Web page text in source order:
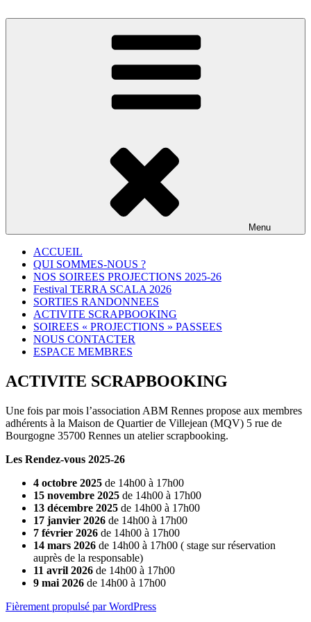
au
Menu
ACCUEIL
QUI SOMMES-NOUS ?
NOS SOIREES PROJECTIONS 2025-26
Festival TERRA SCALA 2026
SORTIES RANDONNEES
ACTIVITE SCRAPBOOKING
SOIREES « PROJECTIONS » PASSEES
NOUS CONTACTER
ESPACE MEMBRES
ACTIVITE SCRAPBOOKING
Une fois par mois l’association ABM Rennes propose aux membres
adhérents à la Maison de Quartier de Villejean (MQV) 5 rue de
Bourgogne 35700 Rennes un atelier scrapbooking.
Les Rendez-vous 2025-26
4 octobre 2025 de 14h00 à 17h00
15 novembre 2025 de 14h00 à 17h00
13 décembre 2025 de 14h00 à 17h00
17 janvier 2026 de 14h00 à 17h00
7 février 2026 de 14h00 à 17h00
14 mars 2026 de 14h00 à 17h00 ( stage sur réservation
auprès de la responsable)
11 avril 2026 de 14h00 à 17h00
9 mai 2026 de 14h00 à 17h00
Fièrement propulsé par WordPress